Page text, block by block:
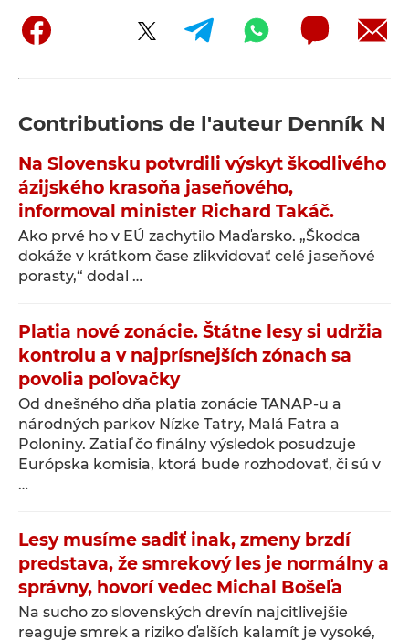
Contributions de l'auteur Denník N
Na Slovensku potvrdili výskyt škodlivého
ázijského krasoňa jaseňového,
informoval minister Richard Takáč.
Ako prvé ho v EÚ zachytilo Maďarsko. „Škodca
dokáže v krátkom čase zlikvidovať celé jaseňové
porasty,“ dodal …
Platia nové zonácie. Štátne lesy si udržia
kontrolu a v najprísnejších zónach sa
povolia poľovačky
Od dnešného dňa platia zonácie TANAP-u a
národných parkov Nízke Tatry, Malá Fatra a
Poloniny. Zatiaľ čo finálny výsledok posudzuje
Európska komisia, ktorá bude rozhodovať, či sú v
…
Lesy musíme sadiť inak, zmeny brzdí
predstava, že smrekový les je normálny a
správny, hovorí vedec Michal Bošeľa
Na sucho zo slovenských drevín najcitlivejšie
reaguje smrek a riziko ďalších kalamít je vysoké,